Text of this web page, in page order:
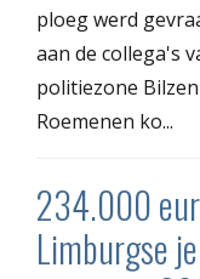
ploeg werd
aan de collega's
politiezone
Roemenen ko...
234.000
Limburgse